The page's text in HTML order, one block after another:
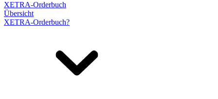
XETRA-Orderbuch
Übersicht
XETRA-Orderbuch?